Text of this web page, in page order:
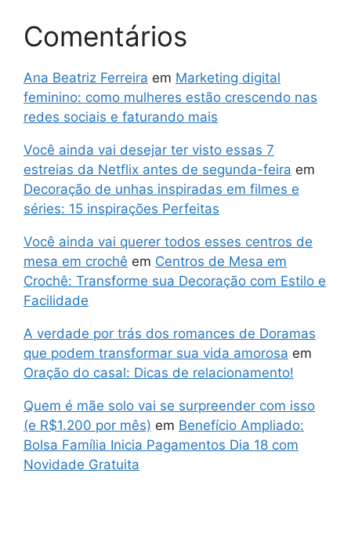
Comentários
Ana Beatriz Ferreira em Marketing digital
feminino: como mulheres estão crescendo nas
redes sociais e faturando mais
Você ainda vai desejar ter visto essas 7
estreias da Netflix antes de segunda-feira em
Decoração de unhas inspiradas em filmes e
séries: 15 inspirações Perfeitas
Você ainda vai querer todos esses centros de
mesa em crochê em Centros de Mesa em
Crochê: Transforme sua Decoração com Estilo e
Facilidade
A verdade por trás dos romances de Doramas
que podem transformar sua vida amorosa em
Oração do casal: Dicas de relacionamento!
Quem é mãe solo vai se surpreender com isso
(e R$1.200 por mês) em Benefício Ampliado:
Bolsa Família Inicia Pagamentos Dia 18 com
Novidade Gratuita